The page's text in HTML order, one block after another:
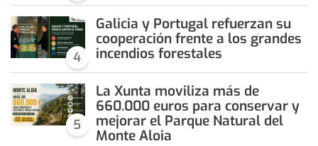
4
Galicia y Portugal refuerzan su
cooperación frente a los grandes
incendios forestales
5
La Xunta moviliza más de
660.000 euros para conservar y
mejorar el Parque Natural del
Monte Aloia